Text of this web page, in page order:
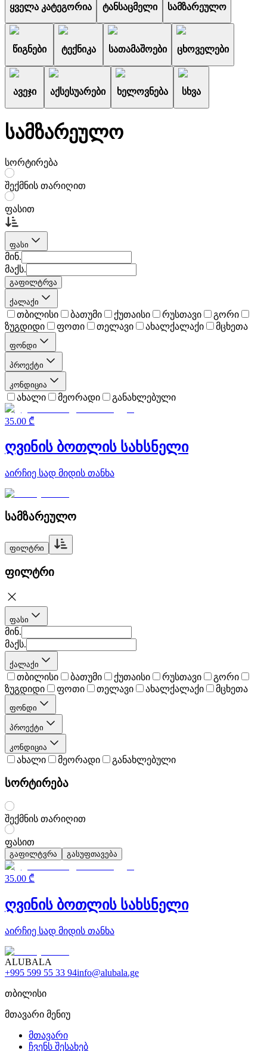
ყველა კატეგორია ტანსაცმელი სამზარეულო
წიგნები ტექნიკა სათამაშოები ცხოველები
ავეჯი აქსესუარები ხელოვნება სხვა
სამზარეულო
სორტირება
შექმნის თარიღით
ფასით
ფასი
მინ.
მაქს.
გაფილტრვა
ქალაქი
თბილისი ბათუმი ქუთაისი რუსთავი
გორი
ზუგდიდი
ფოთი თელავი ახალქალაქი მცხეთა
ფონდი
პროექტი
კონდიცია
ახალი მეორადი განახლებული
35.00 ₾
ღვინის ბოთლის სახსნელი
აირჩიე სად მიდის თანხა
სამზარეულო
ფილტრი
ფილტრი
ფასი
მინ.
მაქს.
ქალაქი
თბილისი ბათუმი ქუთაისი რუსთავი
გორი
ზუგდიდი
ფოთი თელავი ახალქალაქი მცხეთა
ფონდი
პროექტი
კონდიცია
ახალი მეორადი განახლებული
სორტირება
შექმნის თარიღით
ფასით
გაფილტვრა გასუფთავება
35.00 ₾
ღვინის ბოთლის სახსნელი
აირჩიე სად მიდის თანხა
ALUBALA
+995 599 55 33 94info@alubala.ge
თბილისი
მთავარი მენიუ
მთავარი
ჩვენს შესახებ